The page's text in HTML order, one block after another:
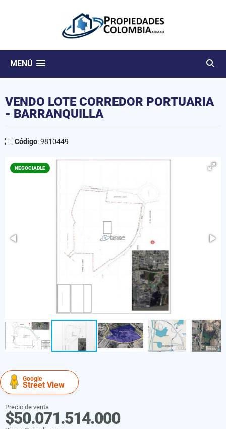
MENÚ
VENDO LOTE CORREDOR PORTUARIA
- BARRANQUILLA
Código: 9810449
NEGOCIABLE
Google
Street View
Precio de venta
$50.071.514.000